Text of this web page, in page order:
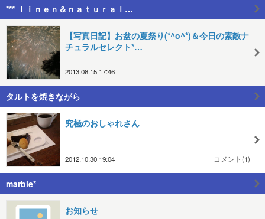
*** ｌｉｎｅｎ＆ｎａｔｕｒａｌ…
【写真日記】お盆の夏祭り(*^o^*)＆今日の素敵ナ
チュラルセレクト*…
2013.08.15 17:46
タルトを焼きながら
究極のおしゃれさん
2012.10.30 19:04 コメント(1)
marble*
お知らせ